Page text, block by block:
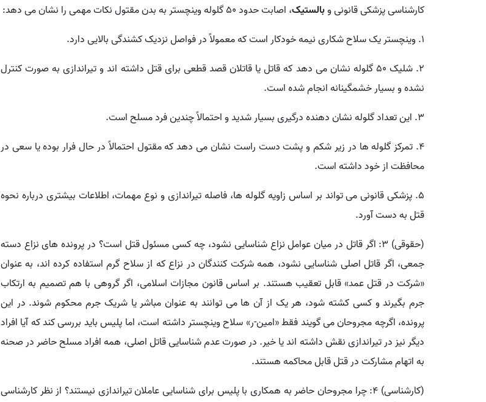
کارشناسی پزشکی قانونی وبالستیک، اصابت حدود ۵۰ گلوله وینچستر به بدن مقتول نکات مهمی را نشان می دهد:
۱. وینچستر یک سلاح شکاری نیمه خودکار است که معمولاً در فواصل نزدیک کشندگی بالایی دارد.
۲. شلیک ۵۰ گلوله نشان می دهد که قاتل یا قاتلان قصد قطعی برای قتل داشته اند و تیراندازی به صورت کنترل
نشده و بسیار خشمگینانه انجام شده است.
۳. این تعداد گلوله نشان دهنده درگیری بسیار شدید و احتمالاً چندین فرد مسلح است.
۴. تمرکز گلوله ها در زیر شکم و پشت دست راست نشان می دهد که مقتول احتمالاً در حال فرار بوده یا سعی در
محافظت از خود داشته است.
۵. پزشکی قانونی می تواند بر اساس زاویه گلوله ها، فاصله تیراندازی و نوع مهمات، اطلاعات بیشتری درباره نحوه
قتل به دست آورد.
(حقوقی) ۳: اگر قاتل در میان عوامل نزاع شناسایی نشود، چه کسی مسئول قتل است؟ در پرونده های نزاع دسته
جمعی، اگر قاتل اصلی شناسایی نشود، همه شرکت کنندگان در نزاع که از سلاح گرم استفاده کرده اند، به عنوان
«شرکت در قتل عمد» قابل تعقیب هستند. بر اساس قانون مجازات اسلامی، اگر گروهی با هم تصمیم به ارتکاب
جرم بگیرند و کسی کشته شود، هر یک از آن ها می توانند به عنوان مباشر یا شریک جرم محکوم شوند. در این
پرونده، اگرچه مجروحان می گویند فقط «امین-ر» سلاح وینچستر داشته است، اما پلیس باید بررسی کند که آیا افراد
دیگر نیز در تیراندازی نقش داشته اند یا خیر. در صورت عدم شناسایی قاتل اصلی، همه افراد مسلح حاضر در صحنه
به اتهام مشارکت در قتل قابل محاکمه هستند.
(کارشناسی) ۴: چرا مجروحان حاضر به همکاری با پلیس برای شناسایی عاملان تیراندازی نیستند؟ از نظر کارشناسی